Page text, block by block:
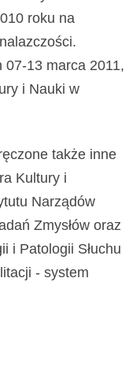
roku na
07-13 marca 2011,
i Nauki w
także inne
Kultury i
Narządów
Zmysłów oraz
i Patologii Słuchu
- system